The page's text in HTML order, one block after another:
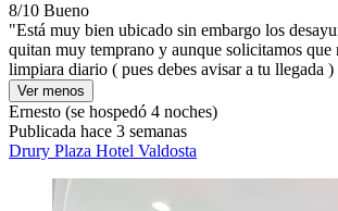
8/10 Bueno
"Está muy bien ubicado sin embargo los
quitan muy temprano y aunque solicitamos que
limpiara diario ( pues debes avisar a tu llegada
Ver menos
Ernesto (se hospedó 4 noches)
Publicada hace 3 semanas
Drury Plaza Hotel Valdosta